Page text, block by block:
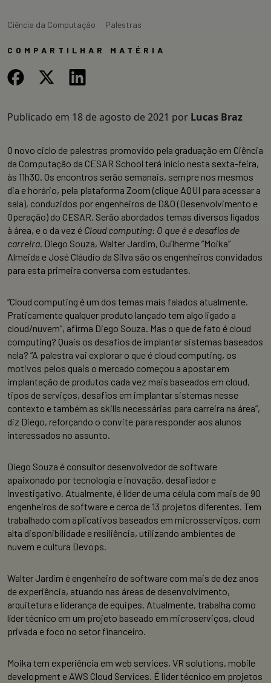
Ciência da Computação Palestras
COMPARTILHAR MATÉRIA
Publicado em 18 de agosto de 2021 por Lucas Braz
O novo ciclo de palestras promovido pela graduação em Ciência
da Computação da CESAR School terá início nesta sexta-feira,
às 11h30. Os encontros serão semanais, sempre nos mesmos
dia e horário, pela plataforma Zoom (clique AQUI para acessar a
sala), conduzidos por engenheiros de D&O (Desenvolvimento e
Operação) do CESAR. Serão abordados temas diversos ligados
à área, e o da vez é Cloud computing: O que é e desafios de
carreira. Diego Souza, Walter Jardim, Guilherme “Moika”
Almeida e José Cláudio da Silva são os engenheiros convidados
para esta primeira conversa com estudantes.
“Cloud computing é um dos temas mais falados atualmente.
Praticamente qualquer produto lançado tem algo ligado a
cloud/nuvem”, afirma Diego Souza. Mas o que de fato é cloud
computing? Quais os desafios de implantar sistemas baseados
nela? “A palestra vai explorar o que é cloud computing, os
motivos pelos quais o mercado começou a apostar em
implantação de produtos cada vez mais baseados em cloud,
tipos de serviços, desafios em implantar sistemas nesse
contexto e também as skills necessárias para carreira na área”,
diz Diego, reforçando o convite para responder aos alunos
interessados no assunto.
Diego Souza é consultor desenvolvedor de software
apaixonado por tecnologia e inovação, desafiador e
investigativo. Atualmente, é líder de uma célula com mais de 90
engenheiros de software e cerca de 13 projetos diferentes. Tem
trabalhado com aplicativos baseados em microsserviços, com
alta disponibilidade e resiliência, utilizando ambientes de
nuvem e cultura Devops.
Walter Jardim é engenheiro de software com mais de dez anos
de experiência, atuando nas áreas de desenvolvimento,
arquitetura e liderança de equipes. Atualmente, trabalha como
líder técnico em um projeto baseado em microserviços, cloud
privada e foco no setor financeiro.
Moika tem experiência em web services, VR solutions, mobile
development e AWS Cloud Services. É lider técnico em projetos